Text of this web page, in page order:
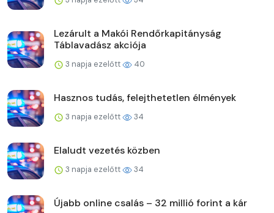
Lezárult a Makói Rendőrkapitányság
Táblavadász akciója
3 napja ezelőtt 40
Hasznos tudás, felejthetetlen élmények
3 napja ezelőtt 34
Elaludt vezetés közben
3 napja ezelőtt 34
Újabb online csalás – 32 millió forint a kár